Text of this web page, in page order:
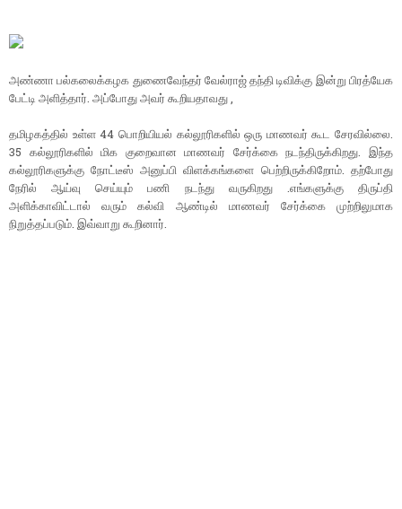
அண்ணா பல்கலைக்கழக துணைவேந்தர் வேல்ராஜ் தந்தி டிவிக்கு இன்று பிரத்யேக
பேட்டி அளித்தார். அப்போது அவர் கூறியதாவது ,
தமிழகத்தில் உள்ள 44 பொறியியல் கல்லூரிகளில் ஒரு மாணவர் கூட சேரவில்லை.
35 கல்லூரிகளில் மிக குறைவான மாணவர் சேர்க்கை நடந்திருக்கிறது. இந்த
கல்லூரிகளுக்கு நோட்டீஸ் அனுப்பி விளக்கங்களை பெற்றிருக்கிறோம். தற்போது
நேரில் ஆய்வு செய்யும் பணி நடந்து வருகிறது .எங்களுக்கு திருப்தி
அளிக்காவிட்டால் வரும் கல்வி ஆண்டில் மாணவர் சேர்க்கை முற்றிலுமாக
நிறுத்தப்படும். இவ்வாறு கூறினார்.